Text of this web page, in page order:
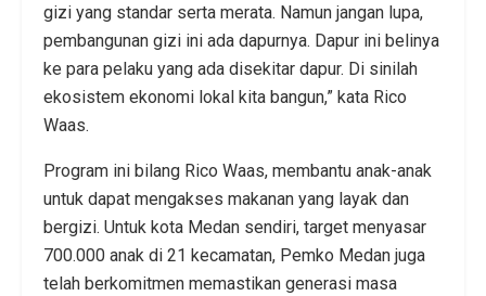
gizi yang standar serta merata. Namun jangan lupa,
pembangunan gizi ini ada dapurnya. Dapur ini belinya
ke para pelaku yang ada disekitar dapur. Di sinilah
ekosistem ekonomi lokal kita bangun,” kata Rico
Waas.
Program ini bilang Rico Waas, membantu anak-anak
untuk dapat mengakses makanan yang layak dan
bergizi. Untuk kota Medan sendiri, target menyasar
700.000 anak di 21 kecamatan, Pemko Medan juga
telah berkomitmen memastikan generasi masa